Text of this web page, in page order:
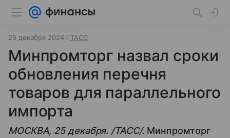
25 декабря 2024 ТАСС
Минпромторг назвал сроки
обновления перечня
товаров для параллельного
импорта
МОСКВА, 25 декабря. /ТАСС/. Минпромторг